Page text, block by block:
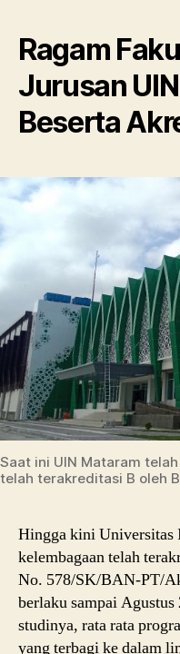
Ragam
Jurusan
Beserta
Saat ini UIN Mataram
telah terakreditasi B oleh
Hingga kini Universitas
kelembagaan telah
No. 578/SK/BAN-PT/
berlaku sampai
studinya, rata rata
yang terbagi ke dalam